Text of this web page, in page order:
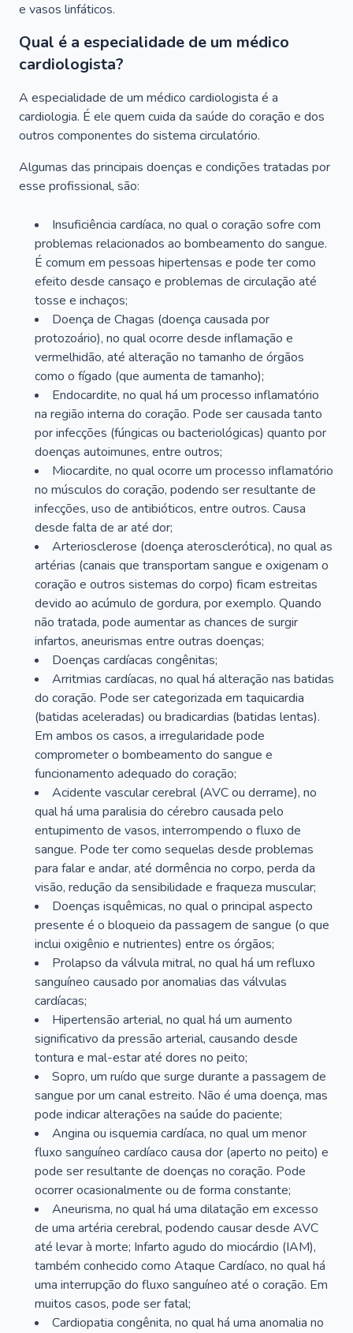
e vasos linfáticos.
Qual é a especialidade de um médico
cardiologista?
A especialidade de um médico cardiologista é a
cardiologia. É ele quem cuida da saúde do coração e dos
outros componentes do sistema circulatório.
Algumas das principais doenças e condições tratadas por
esse profissional, são:
Insuficiência cardíaca, no qual o coração sofre com
problemas relacionados ao bombeamento do sangue.
É comum em pessoas hipertensas e pode ter como
efeito desde cansaço e problemas de circulação até
tosse e inchaços;
Doença de Chagas (doença causada por
protozoário), no qual ocorre desde inflamação e
vermelhidão, até alteração no tamanho de órgãos
como o fígado (que aumenta de tamanho);
Endocardite, no qual há um processo inflamatório
na região interna do coração. Pode ser causada tanto
por infecções (fúngicas ou bacteriológicas) quanto por
doenças autoimunes, entre outros;
Miocardite, no qual ocorre um processo inflamatório
no músculos do coração, podendo ser resultante de
infecções, uso de antibióticos, entre outros. Causa
desde falta de ar até dor;
Arteriosclerose (doença aterosclerótica), no qual as
artérias (canais que transportam sangue e oxigenam o
coração e outros sistemas do corpo) ficam estreitas
devido ao acúmulo de gordura, por exemplo. Quando
não tratada, pode aumentar as chances de surgir
infartos, aneurismas entre outras doenças;
Doenças cardíacas congênitas;
Arritmias cardíacas, no qual há alteração nas batidas
do coração. Pode ser categorizada em taquicardia
(batidas aceleradas) ou bradicardias (batidas lentas).
Em ambos os casos, a irregularidade pode
comprometer o bombeamento do sangue e
funcionamento adequado do coração;
Acidente vascular cerebral (AVC ou derrame), no
qual há uma paralisia do cérebro causada pelo
entupimento de vasos, interrompendo o fluxo de
sangue. Pode ter como sequelas desde problemas
para falar e andar, até dormência no corpo, perda da
visão, redução da sensibilidade e fraqueza muscular;
Doenças isquêmicas, no qual o principal aspecto
presente é o bloqueio da passagem de sangue (o que
inclui oxigênio e nutrientes) entre os órgãos;
Prolapso da válvula mitral, no qual há um refluxo
sanguíneo causado por anomalias das válvulas
cardíacas;
Hipertensão arterial, no qual há um aumento
significativo da pressão arterial, causando desde
tontura e mal-estar até dores no peito;
Sopro, um ruído que surge durante a passagem de
sangue por um canal estreito. Não é uma doença, mas
pode indicar alterações na saúde do paciente;
Angina ou isquemia cardíaca, no qual um menor
fluxo sanguíneo cardíaco causa dor (aperto no peito) e
pode ser resultante de doenças no coração. Pode
ocorrer ocasionalmente ou de forma constante;
Aneurisma, no qual há uma dilatação em excesso
de uma artéria cerebral, podendo causar desde AVC
até levar à morte; Infarto agudo do miocárdio (IAM),
também conhecido como Ataque Cardíaco, no qual há
uma interrupção do fluxo sanguíneo até o coração. Em
muitos casos, pode ser fatal;
Cardiopatia congênita, no qual há uma anomalia no